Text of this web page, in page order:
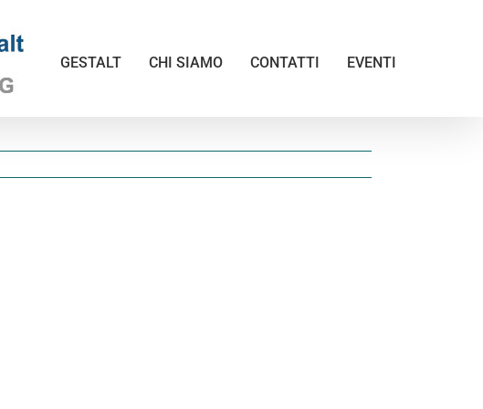
GESTALT CHI SIAMO CONTATTI EVENTI